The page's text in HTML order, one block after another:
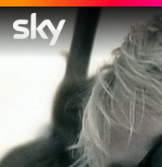
Strähl